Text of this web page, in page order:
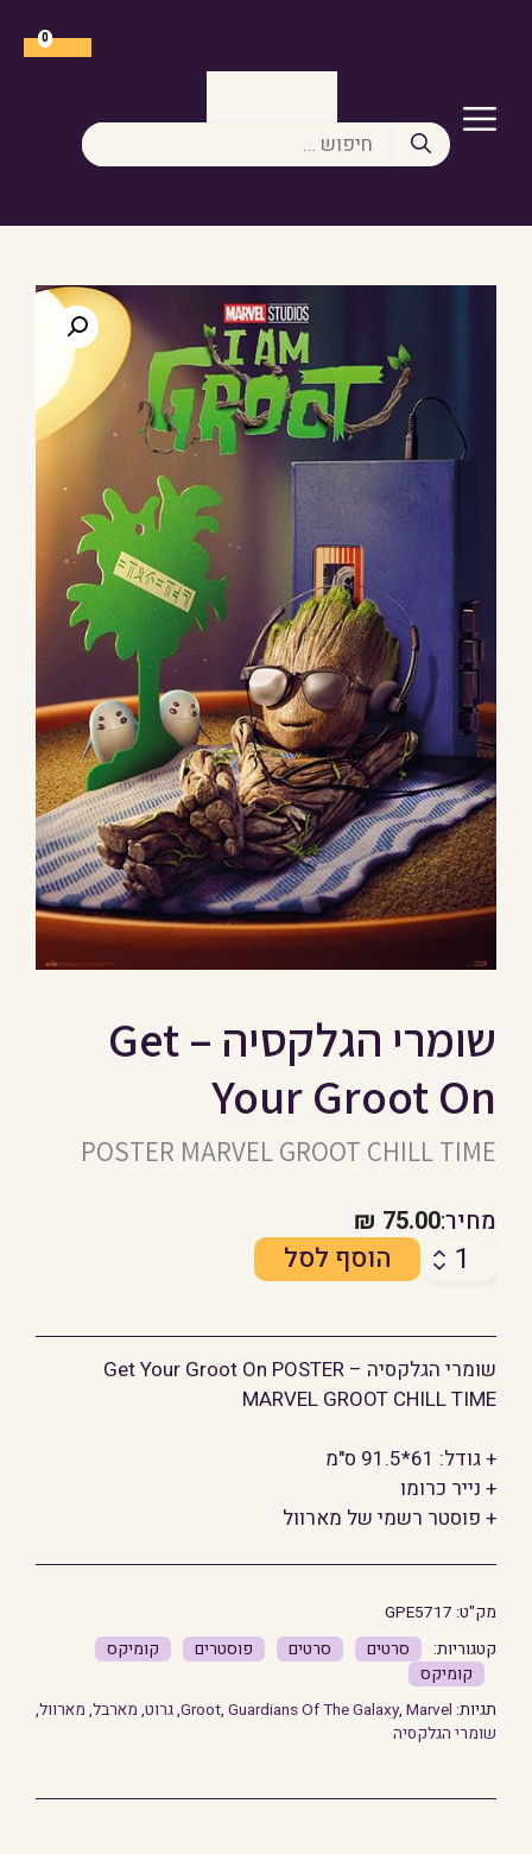
חיפוש:
0
תפריט
שומרי הגלקסיה – Get
Your Groot On
POSTER MARVEL GROOT CHILL TIME
מחיר:75.00
₪
כמות
הגלקסיה
-
Get
Groot
On
הוסף לסל
שומרי הגלקסיה – Get Your Groot On POSTER
MARVEL GROOT CHILL TIME
+ גודל: 61*91.5 ס"מ
+ נייר כרומו
+ פוסטר רשמי של מארוול
מק"ט: GPE5717
סרטים סרטים פוסטרים
קומיקס
קומיקס
תגיות: Groot, Guardians Of The Galaxy, Marvel
,גרוט, מארבל, מארוול,
שומרי הגלקסיה